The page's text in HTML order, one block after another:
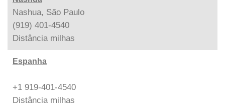
Nashua, São Paulo
(919) 401-4540
Distância milhas
Espanha
+1 919-401-4540
Distância milhas